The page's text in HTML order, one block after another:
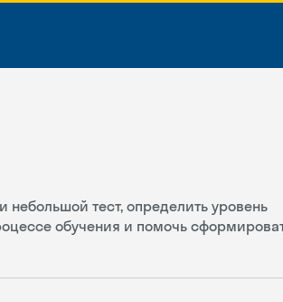
тест, определить уровень
обучения и помочь
Skyeng Chat